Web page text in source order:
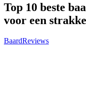
Top 10 beste
voor een
BaardReviews